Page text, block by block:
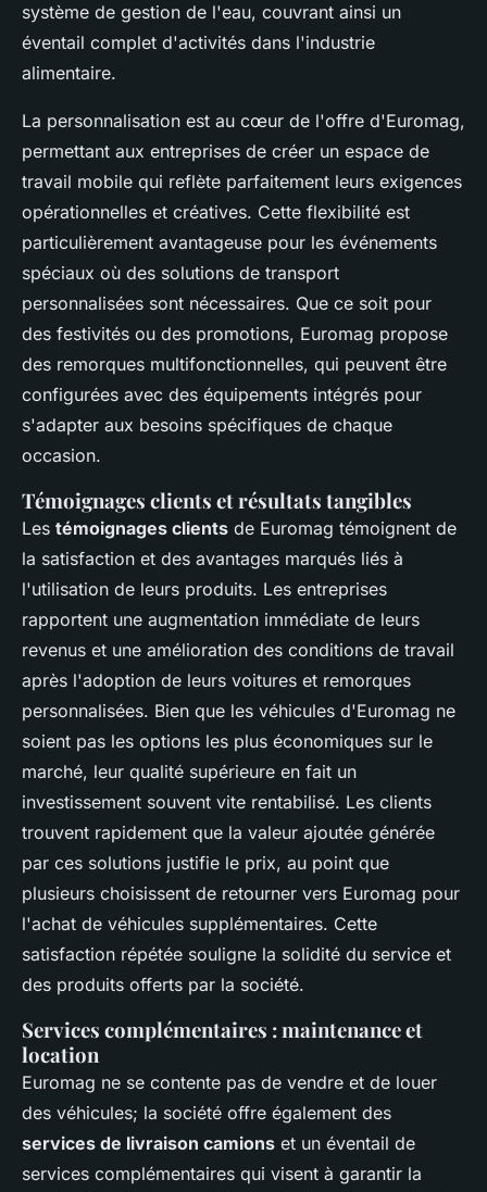
système de gestion de l'eau, couvrant ainsi un
éventail complet d'activités dans l'industrie
alimentaire.
La personnalisation est au cœur de l'offre d'Euromag,
permettant aux entreprises de créer un espace de
travail mobile qui reflète parfaitement leurs exigences
opérationnelles et créatives. Cette flexibilité est
particulièrement avantageuse pour les événements
spéciaux où des solutions de transport
personnalisées sont nécessaires. Que ce soit pour
des festivités ou des promotions, Euromag propose
des remorques multifonctionnelles, qui peuvent être
configurées avec des équipements intégrés pour
s'adapter aux besoins spécifiques de chaque
occasion.
Témoignages clients et résultats tangibles
Les témoignages clients de Euromag témoignent de
la satisfaction et des avantages marqués liés à
l'utilisation de leurs produits. Les entreprises
rapportent une augmentation immédiate de leurs
revenus et une amélioration des conditions de travail
après l'adoption de leurs voitures et remorques
personnalisées. Bien que les véhicules d'Euromag ne
soient pas les options les plus économiques sur le
marché, leur qualité supérieure en fait un
investissement souvent vite rentabilisé. Les clients
trouvent rapidement que la valeur ajoutée générée
par ces solutions justifie le prix, au point que
plusieurs choisissent de retourner vers Euromag pour
l'achat de véhicules supplémentaires. Cette
satisfaction répétée souligne la solidité du service et
des produits offerts par la société.
Services complémentaires : maintenance et
location
Euromag ne se contente pas de vendre et de louer
des véhicules; la société offre également des
services de livraison camions et un éventail de
services complémentaires qui visent à garantir la